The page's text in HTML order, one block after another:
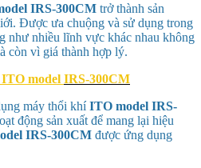
IRS-300CM trở thành sản
Được ưa chuộng và sử dụng trong
như nhiều lĩnh vực khác nhau không
còn vì giá thành hợp lý.
model IRS-300CM
máy thổi khíITO model IRS-
động sản xuất để mang lại hiệu
IRS-300CM được ứng dụng